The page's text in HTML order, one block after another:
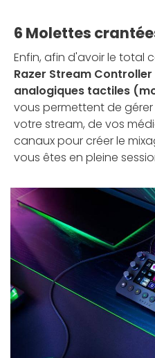
6 Molettes
Enfin, afin d'avoir le total
Razer Stream Controller
analogiques tactiles
vous permettent de
votre stream, de vos
canaux pour créer le
vous êtes en pleine